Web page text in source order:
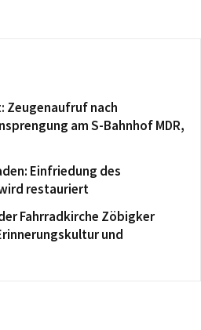
Zeugenaufruf nach
am S-Bahnhof MDR,
Einfriedung des
restauriert
Fahrradkirche Zöbigker
und